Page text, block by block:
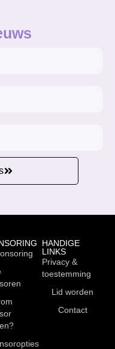
HANDIGE
LINKS
Privacy &
toestemming
Lid worden
Contact